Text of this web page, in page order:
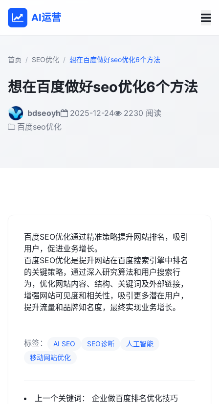
AI运营
首页 SEO优化 想在百度做好seo优化6个方法
想在百度做好seo优化6个方法
bdseoyh 2025-12-24
2230 阅读
百度seo优化
百度SEO优化通过精准策略提升网站排名，吸引
用户，促进业务增长。
百度SEO优化是提升网站在百度搜索引擎中排名
的关键策略，通过深入研究算法和用户搜索行
为，优化网站内容、结构、关键词及外部链接，
增强网站可见度和相关性，吸引更多潜在用户，
提升流量和品牌知名度，最终实现业务增长。
标签： AI SEO SEO诊断
人工智能
移动网站优化
上一个关键词： 企业做百度排名优化技巧